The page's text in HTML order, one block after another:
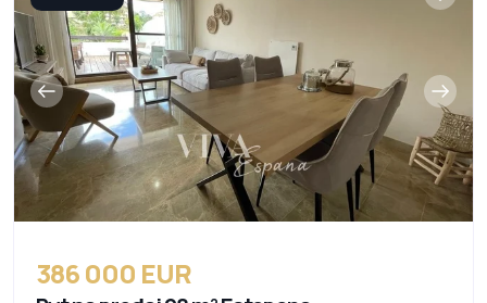
386 000 EUR